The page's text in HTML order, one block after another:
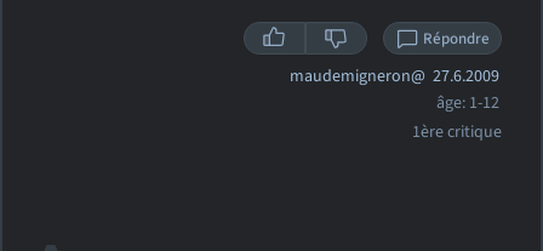
Répondre
maudemigneron@ 27.6.2009
âge: 1-12
1ère critique